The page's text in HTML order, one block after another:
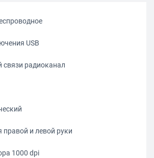
USB
связи радиоканал
и левой руки
1000 dpi